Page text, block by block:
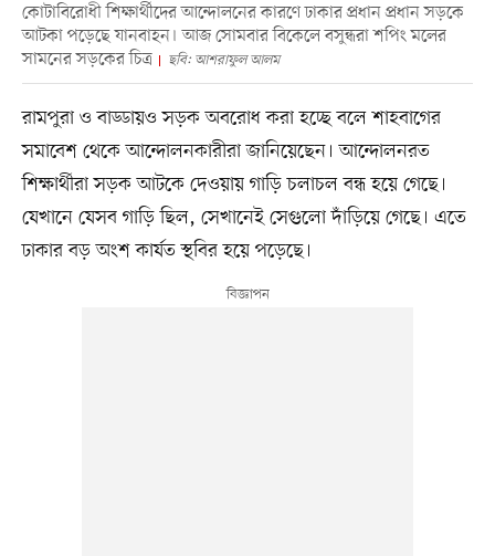
কোটাবিরোধী শিক্ষার্থীদের আন্দোলনের কারণে ঢাকার প্রধান প্রধান সড়কে
আটকা পড়েছে যানবাহন। আজ সোমবার বিকেলে বসুন্ধরা শপিং মলের
সামনের সড়কের চিত্র
ছবি: আশরাফুল আলম
রামপুরা ও বাড্ডায়ও সড়ক অবরোধ করা হচ্ছে বলে শাহবাগের
সমাবেশ থেকে আন্দোলনকারীরা জানিয়েছেন। আন্দোলনরত
শিক্ষার্থীরা সড়ক আটকে দেওয়ায় গাড়ি চলাচল বন্ধ হয়ে গেছে।
যেখানে যেসব গাড়ি ছিল, সেখানেই সেগুলো দাঁড়িয়ে গেছে। এতে
ঢাকার বড় অংশ কার্যত স্থবির হয়ে পড়েছে।